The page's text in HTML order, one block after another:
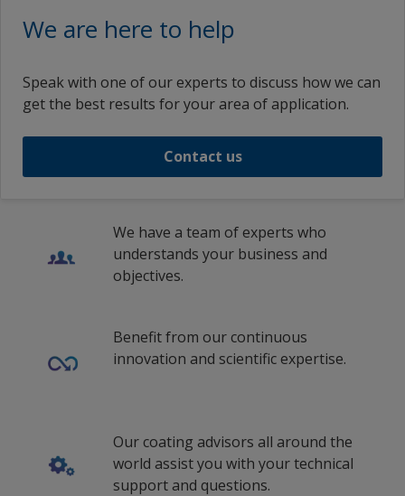
We are here to help
Speak with one of our experts to discuss how we can
get the best results for your area of application.
Contact us
We have a team of experts who
understands your business and
objectives.
Benefit from our continuous
innovation and scientific expertise.
Our coating advisors all around the
world assist you with your technical
support and questions.